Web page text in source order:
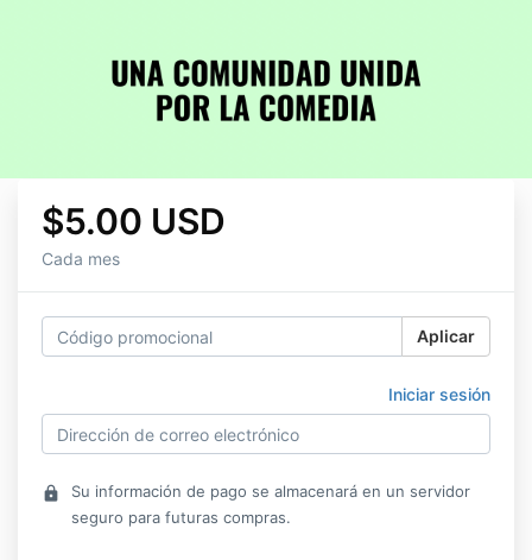
$5.00 USD
Cada mes
Aplicar
Iniciar sesión
lock
Su información de pago se almacenará en un servidor
seguro para futuras compras.